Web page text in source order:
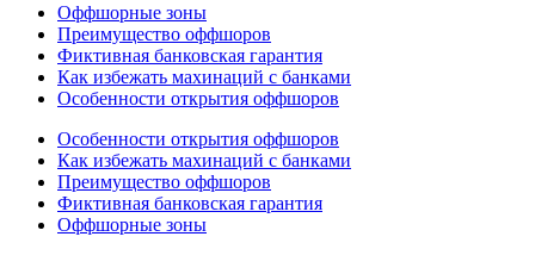
Оффшорные зоны
Преимущество оффшоров
Фиктивная банковская гарантия
Как избежать махинаций с банками
Особенности открытия оффшоров
Особенности открытия оффшоров
Как избежать махинаций с банками
Преимущество оффшоров
Фиктивная банковская гарантия
Оффшорные зоны